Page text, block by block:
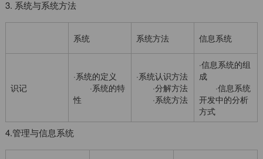
3. 系统与系统方法
系统 系统方法 信息系统
识记
·系统的定义
·系统的特
性
·系统认识方法
·分解方法
·系统方法
·信息系统的组
成
·信息系统
开发中的分析
方式
4.管理与信息系统